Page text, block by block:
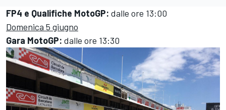
FP4 e Qualifiche MotoGP: dalle ore 13:00
Domenica 5 giugno
Gara MotoGP: dalle ore 13:30